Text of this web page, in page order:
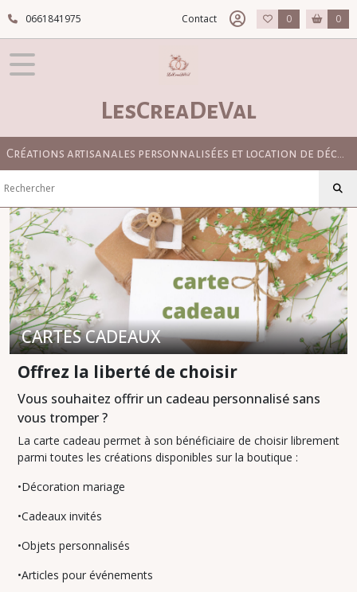
0661841975 Contact 0 0
LesCreaDeVal
CARTES CADEAUX
Offrez la liberté de choisir
Vous souhaitez offrir un cadeau personnalisé sans
vous tromper ?
La carte cadeau permet à son bénéficiaire de choisir librement
parmi toutes les créations disponibles sur la boutique :
•Décoration mariage
•Cadeaux invités
•Objets personnalisés
•Articles pour événements
Fermer
FILTRES
CARTES
CARTES
CADEAUX
(1)
Afficher
les
résultats